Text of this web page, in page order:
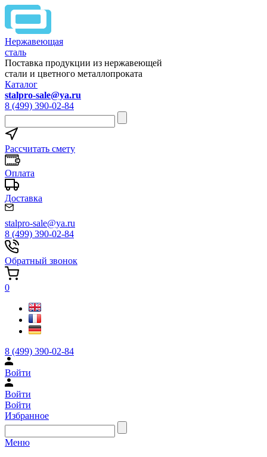
Нержавеющая
сталь
Поставка продукции из нержавеющей
стали и цветного металлопроката
Каталог
stalpro-sale@ya.ru
8 (499) 390-02-84
Рассчитать смету
Оплата
Доставка
stalpro-sale@ya.ru
8 (499) 390-02-84
Обратный звонок
0
8 (499) 390-02-84
Войти
Войти
Войти
Избранное
Меню